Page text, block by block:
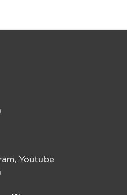
, Youtube